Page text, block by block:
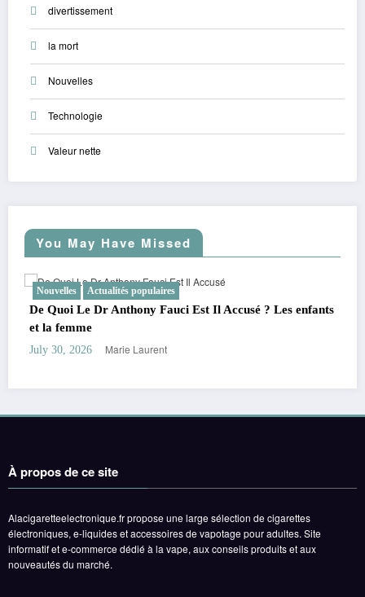
divertissement
la mort
Nouvelles
Technologie
Valeur nette
You May Have Missed
populaires
Fauci Est Il Accusé ? Les enfants
Laurent
Rumeurs sur le
À propos de ce site
Alacigaretteelectronique.fr propose une large sélection de cigarettes
électroniques, e-liquides et accessoires de vapotage pour adultes. Site
informatif et e-commerce dédié à la vape, aux conseils produits et aux
nouveautés du marché.